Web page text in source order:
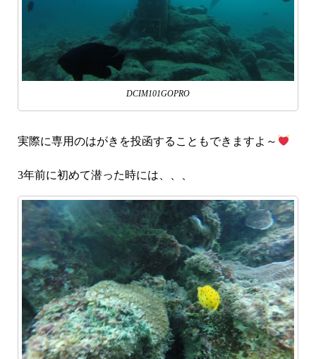
DCIM101GOPRO
実際に専用のはがきを投函することもできますよ～
3年前に初めて潜った時には、、、